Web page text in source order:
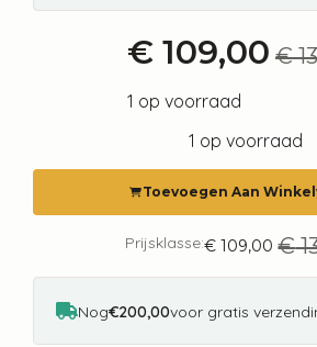
€
prijs
was:
€ 139,00.
€ 109,00
Huidige
prijs
€ 109,00.
1 op voorraad
1 op voorraad
Toevoegen Aan
Prijsklasse: €
€ 139,00.
€109,00
Huidige
€ 109,00.
Nog€200,00voor gratis